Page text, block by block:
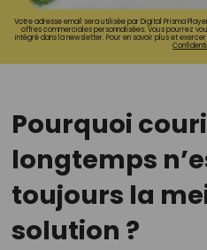
Votre adresse email sera utilisée par Digital Prisma
offres commerciales personnalisées. Vous pourrez
intégré dans la newsletter. Pour en savoir plus et
Pourquoi
longtemps
toujours la
solution ?